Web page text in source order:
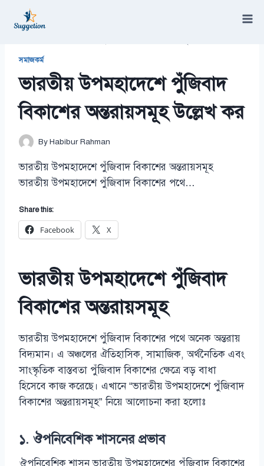
সমাজকর্ম
ভারতীয় উপমহাদেশে পুঁজিবাদ
বিকাশের অন্তরায়সমূহ উল্লেখ কর
ByHabibur Rahman
ভারতীয় উপমহাদেশে পুঁজিবাদ বিকাশের অন্তরায়সমূহ
ভারতীয় উপমহাদেশে পুঁজিবাদ বিকাশের পথে…
Share this:
Facebook X
ভারতীয় উপমহাদেশে পুঁজিবাদ
বিকাশের অন্তরায়সমূহ
ভারতীয় উপমহাদেশে পুঁজিবাদ বিকাশের পথে অনেক অন্তরায়
বিদ্যমান। এ অঞ্চলের ঐতিহাসিক, সামাজিক, অর্থনৈতিক এবং
সাংস্কৃতিক বাস্তবতা পুঁজিবাদ বিকাশের ক্ষেত্রে বড় বাধা
হিসেবে কাজ করেছে। এখানে “ভারতীয় উপমহাদেশে পুঁজিবাদ
বিকাশের অন্তরায়সমূহ” নিয়ে আলোচনা করা হলোঃ
১. ঔপনিবেশিক শাসনের প্রভাব
ঔপনিবেশিক শাসন ভারতীয় উপমহাদেশের পুঁজিবাদ বিকাশের